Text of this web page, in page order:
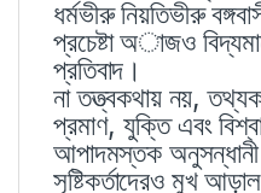
ধর্মভীরু নিয়তিভীরু
প্রচেষ্টা অাজও
প্রতিবাদ।
না তত্ত্বকথায় নয়,
প্রমাণ, যুক্তি এবং
আপাদমস্তক অনুসন্ধানী
সৃষ্টিকর্তাদেরও মুখ